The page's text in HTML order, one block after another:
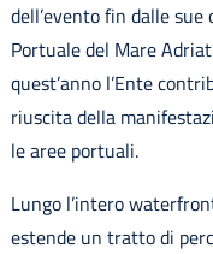
dell’evento fin dalle
Portuale del Mare
quest’anno l’Ente
riuscita della
le aree portuali.
Lungo l’intero
estende un tratto di